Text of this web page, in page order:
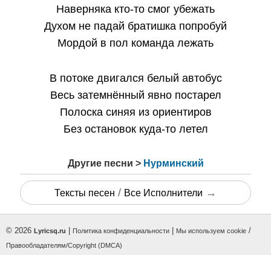
Наверняка кто-то смог убежать
Духом не падай братишка попробуй
Мордой в пол команда лежать
В потоке двигался белый автобус
Весь затемнённый явно постарел
Полоска синяя из ориентиров
Без остановок куда-то летел
Другие песни > Нурминский
Тексты песен / Все Исполнители →
© 2026 Lyricsq.ru Политика конфиденциальности Мы используем cookie /
Правообладателям/Copyright (DMCA)